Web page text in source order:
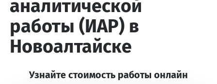
аналитической
работы (ИАР) в
Новоалтайске
Узнайте стоимость работы онлайн